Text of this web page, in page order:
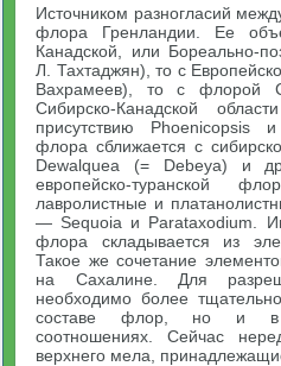
Источником разногласий
флора Гренландии. Ее
Канадской, или Бореально-
Л. Тахтаджян), то с
Вахрамеев), то с флорой
Сибирско-Канадской
присутствию Phoenicopsis
флора сближается с
Dewalquea (= Debeya) и
европейско-туранской
лавролистные и
— Sequoia и Parataxodium.
флора складывается из
Такое же сочетание
на Сахалине. Для
необходимо более
составе флор, но и в
соотношениях. Сейчас
верхнего мела,